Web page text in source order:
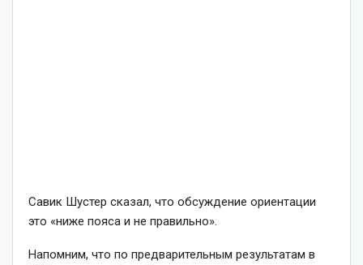
Савик Шустер сказал, что обсуждение ориентации
это «ниже пояса и не правильно».
Напомним, что по предварительным результатам в